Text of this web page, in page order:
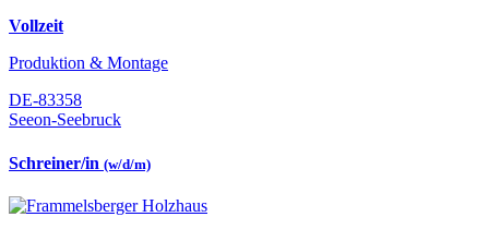
Vollzeit
Produktion & Montage
DE-83358
Seeon-Seebruck
Schreiner/in (w/d/m)